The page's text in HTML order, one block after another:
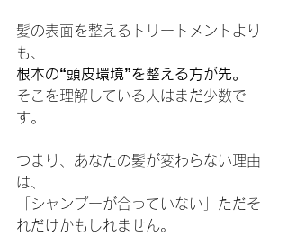
髪の表面を整えるトリートメントより
も、
根本の“頭皮環境”を整える方が先。
そこを理解している人はまだ少数で
す。
つまり、あなたの髪が変わらない理由
は、
「シャンプーが合っていない」ただそ
れだけかもしれません。